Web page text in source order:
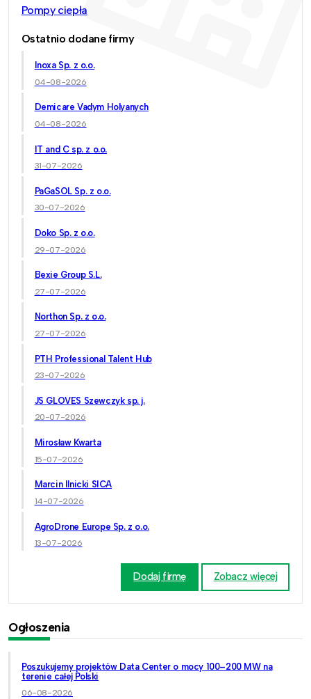
Pompy ciepła
Ostatnio dodane firmy
Inoxa Sp. z o.o.
04-08-2026
Demicare Vadym Holyanych
04-08-2026
IT and C sp. z o.o.
31-07-2026
PaGaSOL Sp. z o.o.
30-07-2026
Doko Sp. z o.o.
29-07-2026
Bexie Group S.L.
27-07-2026
Northon Sp. z o.o.
27-07-2026
PTH Professional Talent Hub
23-07-2026
JS GLOVES Szewczyk sp. j.
20-07-2026
Mirosław Kwarta
15-07-2026
Marcin Ilnicki SICA
14-07-2026
AgroDrone Europe Sp. z o.o.
13-07-2026
Dodaj firmę Zobacz więcej
Ogłoszenia
Poszukujemy projektów Data Center o mocy 100–200 MW na
terenie całej Polski
06-08-2026